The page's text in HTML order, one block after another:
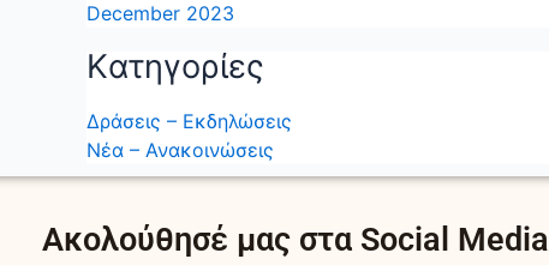
December 2023
Kατηγορίες
Δράσεις – Εκδηλώσεις
Νέα – Ανακοινώσεις
Ακολούθησέ μας στα Social Media